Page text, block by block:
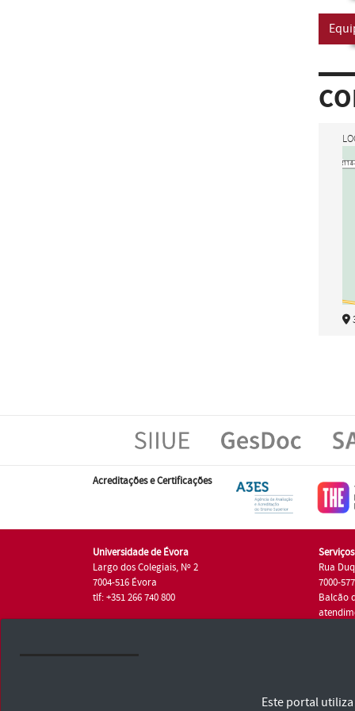
Acreditações e Certificações
Universidade de Évora
Largo dos Colegiais, Nº 2
7004-516 Évora
tlf: +351 266 740 800
Rua
7000-
Balcão
Consulte os Termos e Condições e Política de Privacidade
Este portal